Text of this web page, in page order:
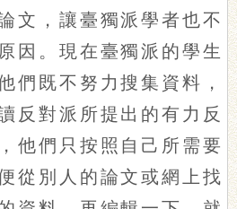
文，讓臺獨派學者也不
因。現在臺獨派的學生
們既不努力搜集資料，
反對派所提出的有力反
他們只按照自己所需要
從別人的論文或網上找